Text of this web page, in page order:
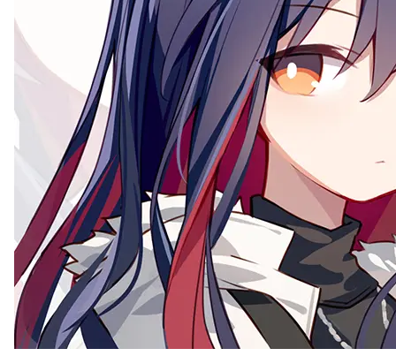
澄沨
简中赛博养老人
统计加载中...
站点统计